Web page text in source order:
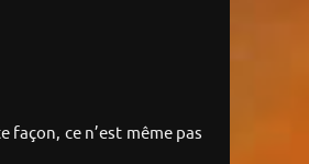
ce n’est même pas